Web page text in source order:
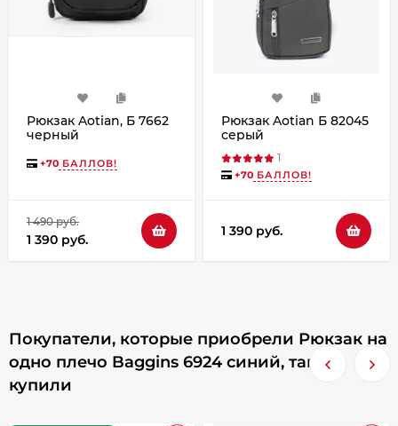
Рюкзак Aotian, Б 7662
черный
+70 БАЛЛОВ!
1 490 руб.
1 390 руб.
Рюкзак Aotian Б 82045
серый
1
+70 БАЛЛОВ!
1 390 руб.
Покупатели, которые приобрели Рюкзак на
одно плечо Baggins 6924 синий, также
купили